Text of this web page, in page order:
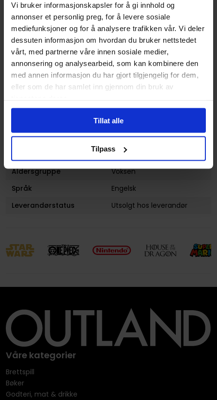
Vi bruker informasjonskapsler for å gi innhold og
annonser et personlig preg, for å levere sosiale
mediefunksjoner og for å analysere trafikken vår. Vi deler
dessuten informasjon om hvordan du bruker nettstedet
vårt, med partnerne våre innen sosiale medier,
annonsering og analysearbeid, som kan kombinere den
med annen informasjon du har gjort tilgjengelig for dem,
eller som de har samlet inn gjennom din bruk av
Tillat alle
Tilpass
Serie
Hellblazer
Forfattere
Peter MilliganogSimon
Bisley
Sjanger
Horror og Grøss,Krim og
Mysterier, Overnaturligog
Superhelt
Antall Sider
352
Utgiver
DC Comics
(dd.mm.yyyy)
15.03.2022
26
Aldersgruppe
Voksen
Språk
Engelsk
Leverandørstatus
Utsolgt hos leverandør
Våre kategorier
Brettspill
Bøker
Godteri, mat & drikke